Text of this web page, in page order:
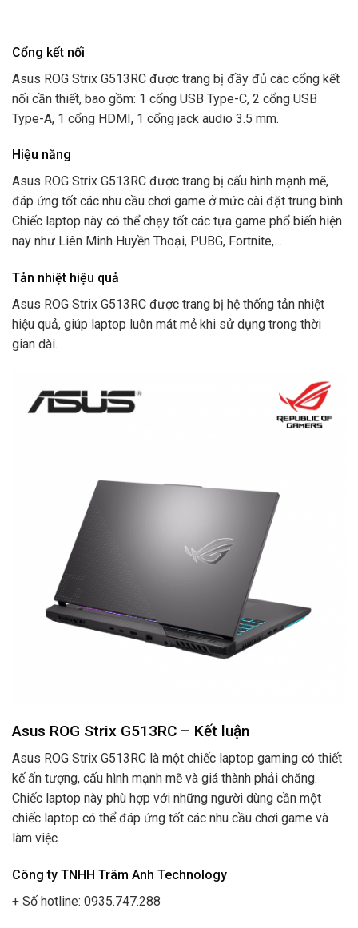
Cổng kết nối
Asus ROG Strix G513RC được trang bị đầy đủ các cổng kết
nối cần thiết, bao gồm: 1 cổng USB Type-C, 2 cổng USB
Type-A, 1 cổng HDMI, 1 cổng jack audio 3.5 mm.
Hiệu năng
Asus ROG Strix G513RC được trang bị cấu hình mạnh mẽ,
đáp ứng tốt các nhu cầu chơi game ở mức cài đặt trung bình.
Chiếc laptop này có thể chạy tốt các tựa game phổ biến hiện
nay như Liên Minh Huyền Thoại, PUBG, Fortnite,…
Tản nhiệt hiệu quả
Asus ROG Strix G513RC được trang bị hệ thống tản nhiệt
hiệu quả, giúp laptop luôn mát mẻ khi sử dụng trong thời
gian dài.
Asus ROG Strix G513RC – Kết luận
Asus ROG Strix G513RC là một chiếc laptop gaming có thiết
kế ấn tượng, cấu hình mạnh mẽ và giá thành phải chăng.
Chiếc laptop này phù hợp với những người dùng cần một
chiếc laptop có thể đáp ứng tốt các nhu cầu chơi game và
làm việc.
Công ty TNHH Trâm Anh Technology
+ Số hotline: 0935.747.288